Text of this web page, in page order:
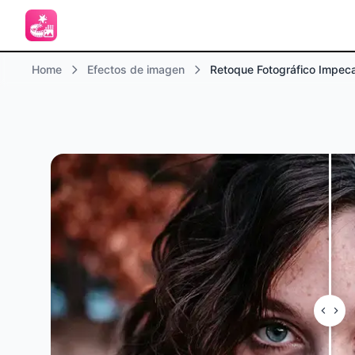
Home Efectos de imagen Retoque Fotográfico